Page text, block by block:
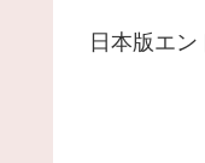
日本版エン